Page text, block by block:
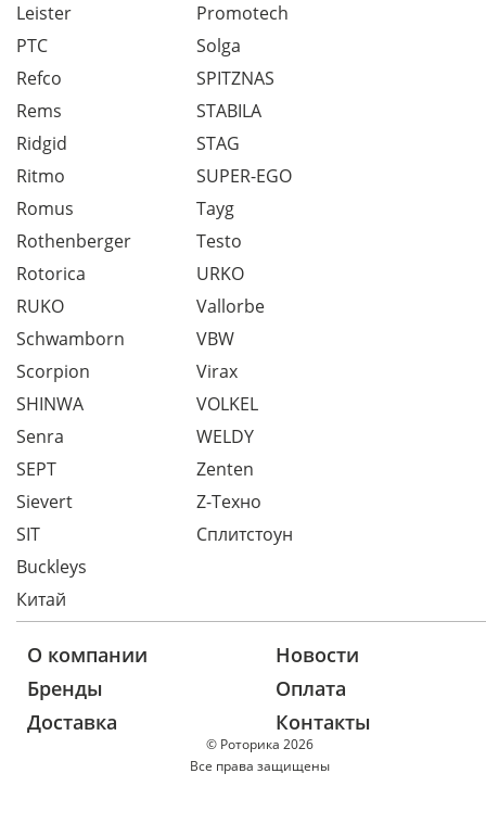
Leister
Promotech
PTC
Refco
Rems
Ridgid
Ritmo
Romus
Rothenberger
Rotorica
RUKO
Schwamborn
Scorpion
SHINWA
Senra
SEPT
Sievert
SIT
Solga
SPITZNAS
STABILA
STAG
SUPER-EGO
Tayg
Testo
URKO
Vallorbe
VBW
Virax
VOLKEL
WELDY
Zenten
Z-Техно
Сплитстоун
Buckleys
Китай
© Роторика 2026
Все права защищены
О компании
Новости
Бренды
Оплата
Доставка
Контакты